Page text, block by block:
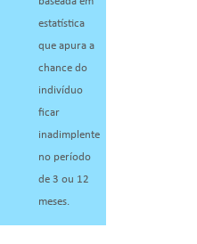
estatística
que apura a
chance do
indivíduo
ficar
inadimplente
no período
de 3 ou 12
meses.